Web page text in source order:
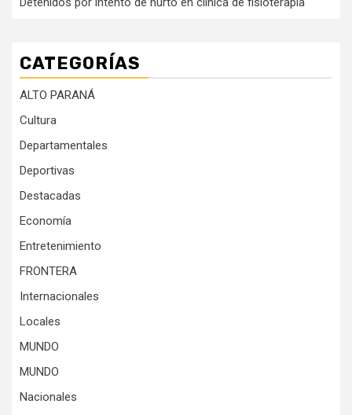
CATEGORÍAS
ALTO PARANÁ
Cultura
Departamentales
Deportivas
Destacadas
Economía
Entretenimiento
FRONTERA
Internacionales
Locales
MUNDO
MUNDO
Nacionales